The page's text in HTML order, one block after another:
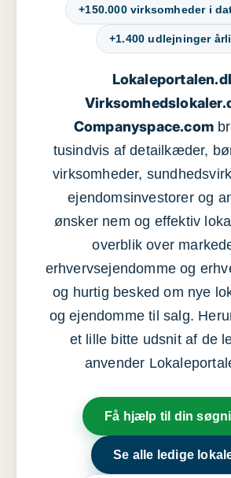
+150.000 virksomheder i
+1.400 udlejninger
Companyspace.com
tusindvis af detailkæder,
virksomheder,
ejendomsinvestorer og
ønsker nem og effektiv
overblik over
erhvervsejendomme og
og hurtig besked om nye
og ejendomme til salg.
et lille bitte udsnit af de
anvender
Få hjælp til din
Se alle ledige